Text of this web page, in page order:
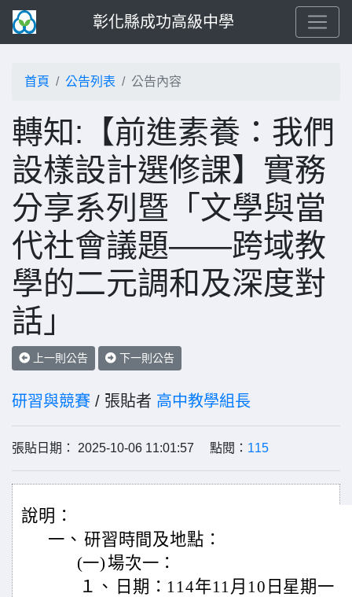
彰化縣成功高級中學
首頁 公告列表 公告內容
轉知:【前進素養：我們
設樣設計選修課】實務
分享系列暨「文學與當
代社會議題——跨域教
學的二元調和及深度對
話」
上一則公告 下一則公告
研習與競賽 / 張貼者 高中教學組長
張貼日期： 2025-10-06 11:01:57 點閱： 115
說明：
一、 研習時間及地點：
(一)場次一：
１、
日期：114年11月10日星期一